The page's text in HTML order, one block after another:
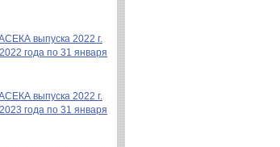
выпуска 2022 г.
года по 31 января
выпуска 2022 г.
года по 31 января